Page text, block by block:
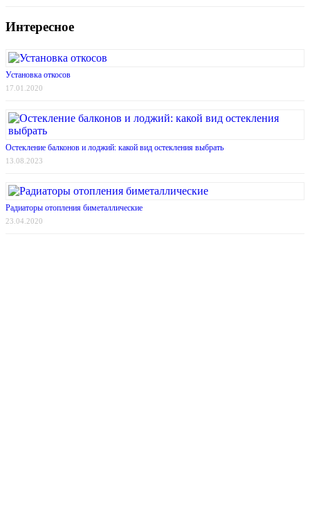
Интересное
Установка откосов
17.01.2020
Остекление балконов и лоджий: какой вид остекления выбрать
13.08.2023
Радиаторы отопления биметаллические
23.04.2020